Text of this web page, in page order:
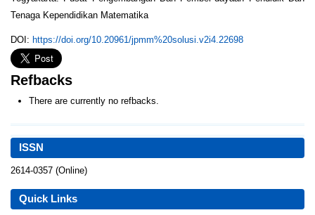
ISSN
2614-0357 (Online)
Quick Links
Tenaga Kependidikan Matematika
DOI: https://doi.org/10.20961/jpmm%20solusi.v2i4.22698
Refbacks
There are currently no refbacks.